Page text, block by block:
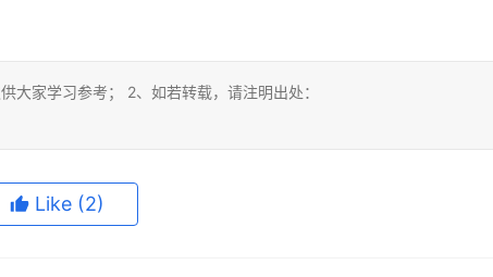
大家学习参考； 2、如若转载，请注明出处：
Like (2)